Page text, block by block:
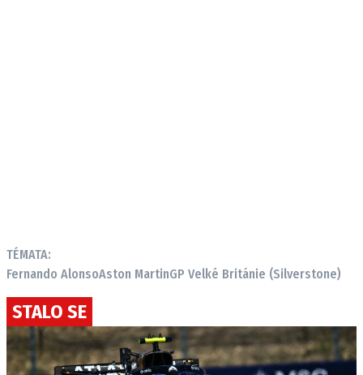
TÉMATA:
Fernando AlonsoAston MartinGP Velké Británie (Silverstone)
STALO SE